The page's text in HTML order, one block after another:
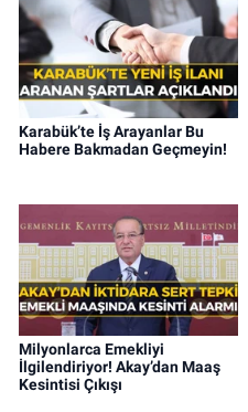
Karabük’te İş Arayanlar Bu
Habere Bakmadan Geçmeyin!
Milyonlarca Emekliyi
İlgilendiriyor! Akay’dan Maaş
Kesintisi Çıkışı